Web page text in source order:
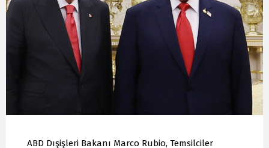
ABD Dışişleri Bakanı Marco Rubio, Temsilciler